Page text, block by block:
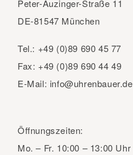
Peter-Auzinger-Straße 11
DE-81547 München
Tel.: +49 (0)89 690 45 77
Fax: +49 (0)89 690 44 49
E-Mail: info@uhrenbauer.de
Öffnungszeiten:
Mo. – Fr. 10:00 – 13:00 Uhr